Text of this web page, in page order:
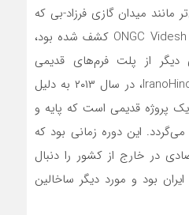
مانند میدان گازی فرزاد-بی که
توسط شرکت دولتی هندی ONGC Videsh کشف شده بود،
از پلت فرم‌های قدیمی
دوجانبه، شرکت کشتیرانی IranoHind، در سال ۲۰۱۳ به دلیل
پروژه قدیمی است که پایه و
آن به سال ۲۰۰۳ باز می‌گردد. این دوره زمانی بود که
در خارج از کشور را دنبال
بود و مورد دیگر ساخالین